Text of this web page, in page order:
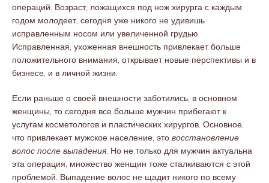
операций. Возраст, ложащихся под нож хирурга с каждым
годом молодеет, сегодня уже никого не удивишь
исправленным носом или увеличенной грудью.
Исправленная, ухоженная внешность привлекает больше
положительного внимания, открывает новые перспективы и в
бизнесе, и в личной жизни.
Если раньше о своей внешности заботились, в основном
женщины, то сегодня все больше мужчин прибегают к
услугам косметологов и пластических хирургов. Основное,
что привлекает мужское население, это восстановление
волос после выпадения. Но не только для мужчин актуальна
эта операция, множество женщин тоже сталкиваются с этой
проблемой. Выпадение волос не щадит никого по всему